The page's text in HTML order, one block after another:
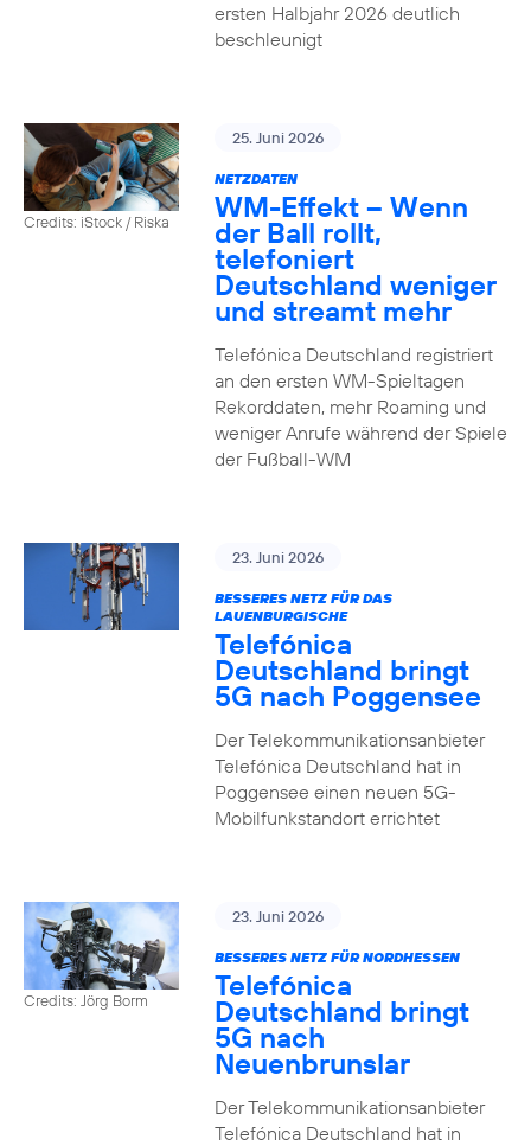
ersten Halbjahr 2026 deutlich
beschleunigt
Credits: iStock / Riska
25. Juni 2026
NETZDATEN
WM-Effekt – Wenn
der Ball rollt,
telefoniert
Deutschland weniger
und streamt mehr
Telefónica Deutschland registriert
an den ersten WM-Spieltagen
Rekorddaten, mehr Roaming und
weniger Anrufe während der Spiele
der Fußball-WM
23. Juni 2026
BESSERES NETZ FÜR DAS
LAUENBURGISCHE
Telefónica
Deutschland bringt
5G nach Poggensee
Der Telekommunikationsanbieter
Telefónica Deutschland hat in
Poggensee einen neuen 5G-
Mobilfunkstandort errichtet
Credits: Jörg Borm
23. Juni 2026
BESSERES NETZ FÜR NORDHESSEN
Telefónica
Deutschland bringt
5G nach
Neuenbrunslar
Der Telekommunikationsanbieter
Telefónica Deutschland hat in